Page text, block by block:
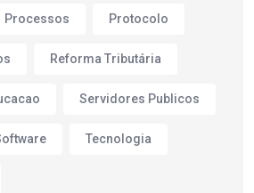
Processos Protocolo
Reforma Tributária
Servidores Publicos
Tecnologia